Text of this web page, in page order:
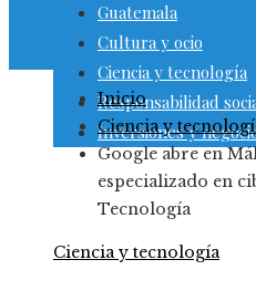
Guatemala
Cultura y ocio
Ciencia y tecnología
Responsabilidad
Inversiones y
Inicio
Ciencia y
Google abre en
especializado en
Tecnología
Ciencia y tecnología